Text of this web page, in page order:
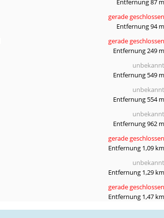
Entfernung 87 m
gerade geschlossen
Entfernung 94 m
gerade geschlossen
Entfernung 249 m
unbekannt
Entfernung 549 m
unbekannt
Entfernung 554 m
unbekannt
Entfernung 962 m
gerade geschlossen
Entfernung 1,09 km
unbekannt
Entfernung 1,29 km
gerade geschlossen
Entfernung 1,47 km